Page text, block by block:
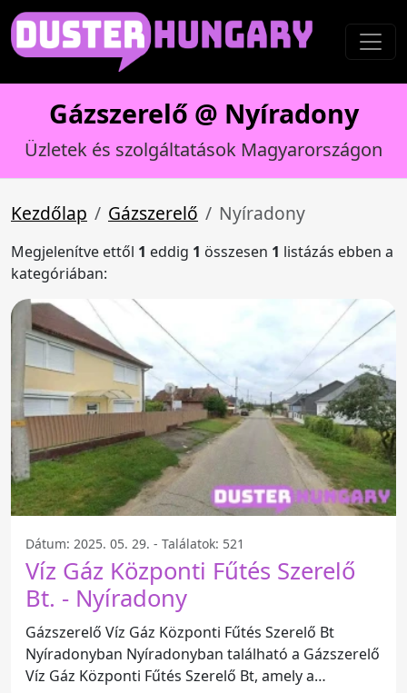
Gázszerelő @ Nyíradony
Üzletek és szolgáltatások Magyarországon
Kezdőlap Gázszerelő Nyíradony
Megjelenítve ettől 1 eddig 1 összesen 1 listázás ebben a
kategóriában:
Dátum: 2025. 05. 29. - Találatok: 521
Víz Gáz Központi Fűtés Szerelő
Bt. - Nyíradony
Gázszerelő Víz Gáz Központi Fűtés Szerelő Bt
Nyíradonyban Nyíradonyban található a Gázszerelő
Víz Gáz Központi Fűtés Szerelő Bt, amely a